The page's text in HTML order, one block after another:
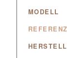
MODELL
REFERENZ